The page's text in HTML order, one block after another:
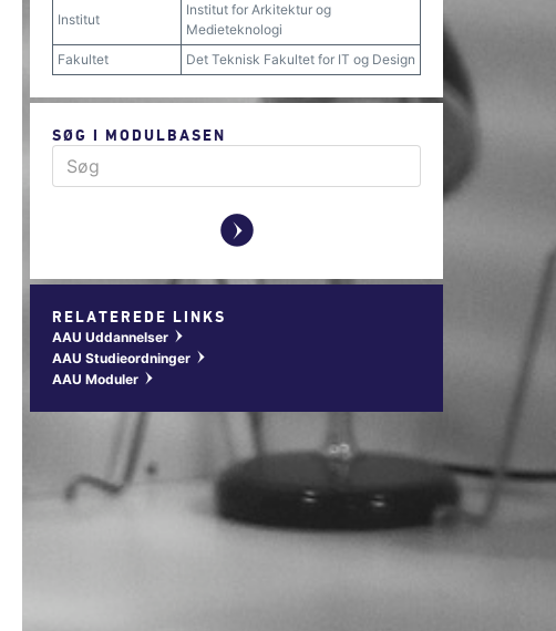
Institut
Institut for Arkitektur og
Medieteknologi
Fakultet
Det Teknisk Fakultet for IT og Design
SØG I MODULBASEN
y
RELATEREDE LINKS
AAU Uddannelser w
AAU Studieordninger w
AAU Moduler w